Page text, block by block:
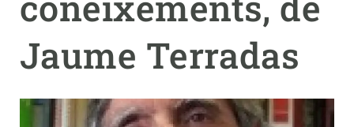
Jaume Terradas